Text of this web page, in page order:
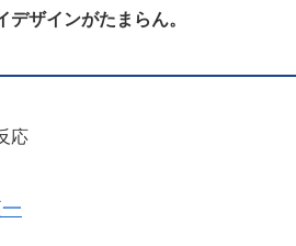
デザインがたまらん。
応